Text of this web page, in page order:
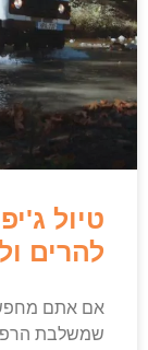
טיול
להרים
אם אתם
שמשלבת